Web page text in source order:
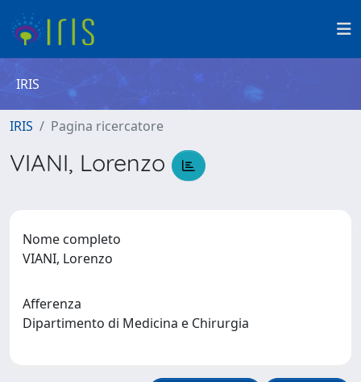
IRIS
IRIS Pagina ricercatore
VIANI, Lorenzo
Nome completo
VIANI, Lorenzo
Afferenza
Dipartimento di Medicina e Chirurgia